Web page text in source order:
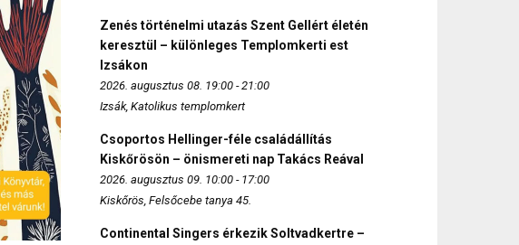
Zenés történelmi utazás Szent Gellért életén
keresztül – különleges Templomkerti est
Izsákon
2026. augusztus 08. 19:00 - 21:00
Izsák, Katolikus templomkert
Csoportos Hellinger-féle családállítás
Kiskőrösön – önismereti nap Takács Reával
2026. augusztus 09. 10:00 - 17:00
Kiskőrös, Felsőcebe tanya 45.
Continental Singers érkezik Soltvadkertre –